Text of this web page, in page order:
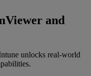
and
unlocks real-world